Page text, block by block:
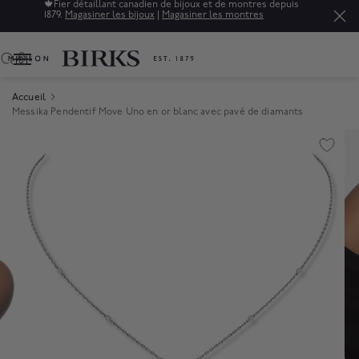
🍁 Fier détaillant canadien de bijoux et de montres depuis
1879. Magasiner les bijoux Magasiner les montres
0
Accueil
Messika Pendentif Move Uno en or blanc avec pavé de diamants